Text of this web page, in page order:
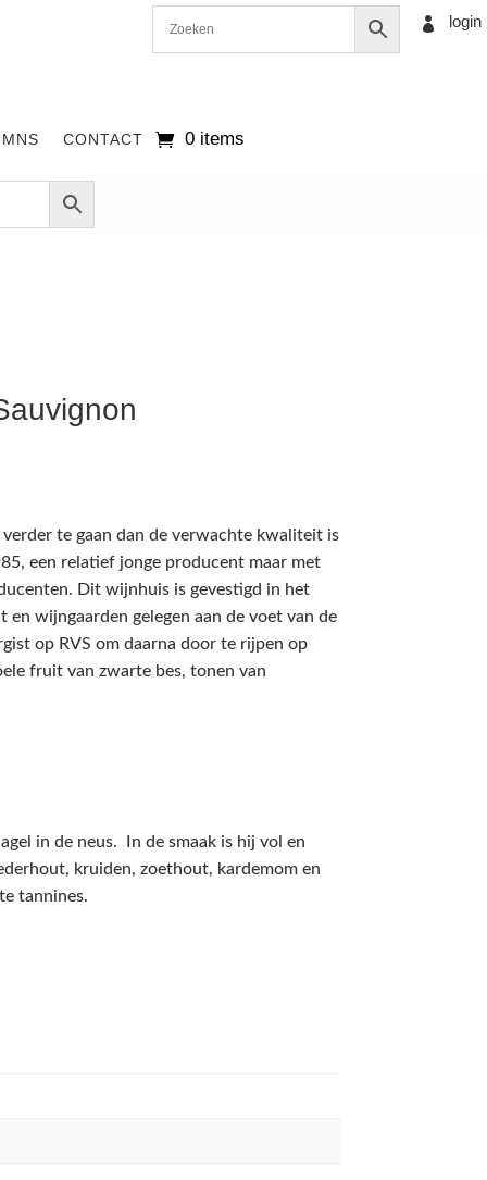
CONTACT 0 items
 login
te gaan dan de verwachte kwaliteit is
een relatief jonge producent maar met
Dit wijnhuis is gevestigd in het
wijngaarden gelegen aan de voet van de
op RVS om daarna door te rijpen op
fruit van zwarte bes, tonen van
in de neus. In de smaak is hij vol en
kruiden, zoethout, kardemom en
tannines.